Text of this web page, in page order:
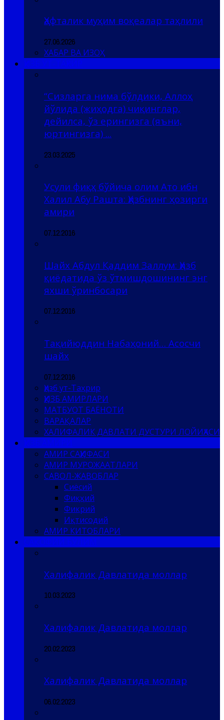
Ҳафталик муҳим воқеалар таҳлили
27.06.2026
ХАБАР ВА ИЗОҲ
“Сизларга нима бўлдики, Аллоҳ
йўлида (жиҳодга) чиқинглар,
дейилса, ўз ерингизга (яъни,
юртингизга) ...
23.03.2025
Усули фиқҳ бўйича олим Ато ибн
Халил Абу Рашта: Ҳизбнинг ҳозирги
амири
07.12.2016
Шайх Абдул Қаддим Заллум: Ҳизб
қиёдатида ўз ўтмишдошининг энг
яхши ўринбосари
07.12.2016
Тақийюддин Набаҳоний… Асосчи
шайх
07.12.2016
Ҳизб ут-Таҳрир
ҲИЗБ АМИРЛАРИ
МАТБУОТ БАЁНОТИ
ВАРАҚАЛАР
ХАЛИФАЛИК ДАВЛАТИ ДУСТУРИ ЛОЙИҲАСИ
АМИР САҲИФАСИ
АМИР МУРОЖААТЛАРИ
САВОЛ-ЖАВОБЛАР
Сиёсий
Фиқҳий
Фикрий
Иқтисодий
АМИР КИТОБЛАРИ
Халифалик Давлатида моллар
10.03.2023
Халифалик Давлатида моллар
20.02.2023
Халифалик Давлатида моллар
06.02.2023